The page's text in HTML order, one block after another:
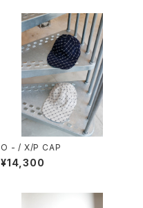
O - / X/P CAP
¥14,300